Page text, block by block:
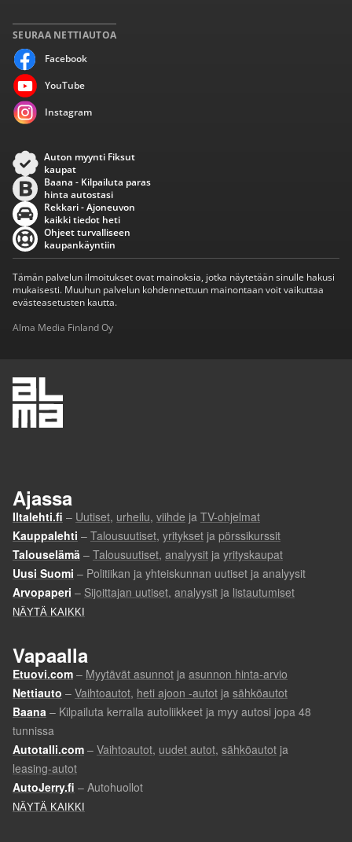
SEURAA NETTIAUTOA
Facebook
YouTube
Instagram
Auton myynti Fiksut
kaupat
Baana - Kilpailuta paras
hinta autostasi
Rekkari - Ajoneuvon
kaikki tiedot heti
Ohjeet turvalliseen
kaupankäyntiin
Tämän palvelun ilmoitukset ovat mainoksia, jotka näytetään sinulle hakusi
mukaisesti. Muuhun palvelun kohdennettuun mainontaan voit vaikuttaa
evästeasetusten kautta.
Alma Media Finland Oy